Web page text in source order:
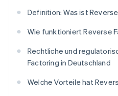
Definition: Was ist
Wie funktioniert Reverse
Rechtliche und
Factoring in Deutschland
Welche Vorteile hat